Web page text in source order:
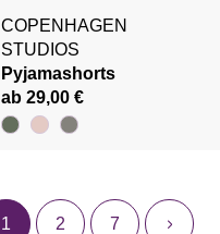
COPENHAGEN
STUDIOS
Pyjamashorts
ab 29,00 €
1 2 7